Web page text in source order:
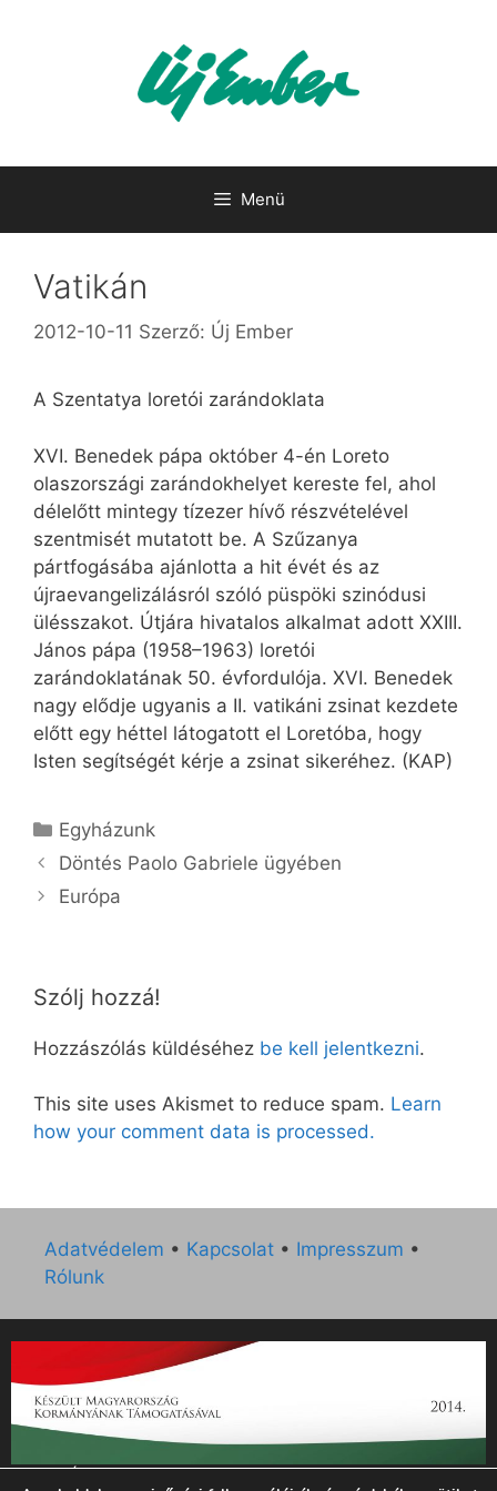
Menü
Vatikán
2012-10-11 Szerző: Új Ember
A Szentatya loretói zarándoklata
XVI. Benedek pápa október 4-én Loreto
olaszországi zarándokhelyet kereste fel, ahol
délelőtt mintegy tízezer hívő részvételével
szentmisét mutatott be. A Szűzanya
pártfogásába ajánlotta a hit évét és az
újraevangelizálásról szóló püspöki szinódusi
ülésszakot. Útjára hivatalos alkalmat adott XXIII.
János pápa (1958–1963) loretói
zarándoklatának 50. évfordulója. XVI. Benedek
nagy elődje ugyanis a II. vatikáni zsinat kezdete
előtt egy héttel látogatott el Loretóba, hogy
Isten segítségét kérje a zsinat sikeréhez. (KAP)
Kategória
Egyházunk
Döntés Paolo Gabriele ügyében
Európa
Szólj hozzá!
Hozzászólás küldéséhez be kell jelentkezni.
This site uses Akismet to reduce spam. Learn
how your comment data is processed.
Adatvédelem • Kapcsolat • Impresszum •
Rólunk
„Az Új Ember katolikus hetilap 2014. évi működésének